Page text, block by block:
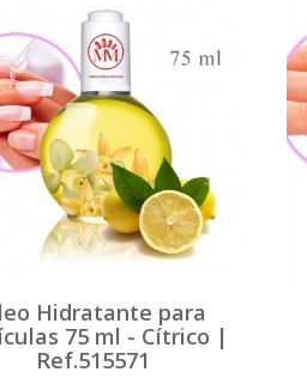
Hidratante para
75 ml - Cítrico |
Ref.515571